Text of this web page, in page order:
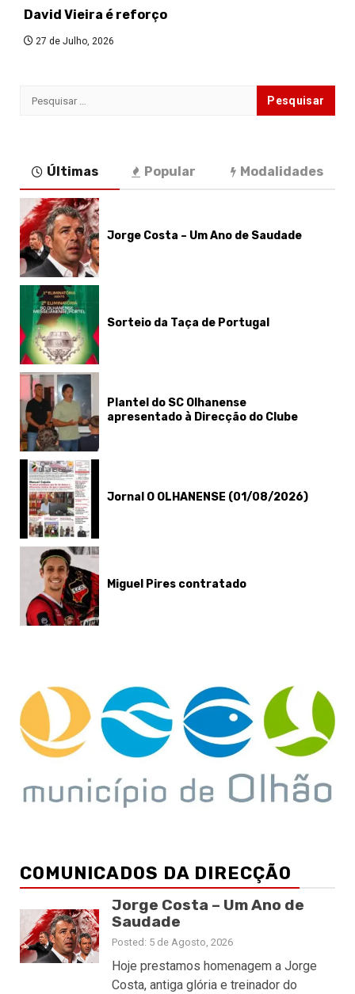
David Vieira é reforço
27 de Julho, 2026
Pesquisar
Últimas Popular Modalidades
Jorge Costa – Um Ano de Saudade
Sorteio da Taça de Portugal
Plantel do SC Olhanense
apresentado à Direcção do Clube
Jornal O OLHANENSE (01/08/2026)
Miguel Pires contratado
COMUNICADOS DA DIRECÇÃO
Jorge Costa – Um Ano de
Saudade
Posted: 5 de Agosto, 2026
Hoje prestamos homenagem a Jorge
Costa, antiga glória e treinador do